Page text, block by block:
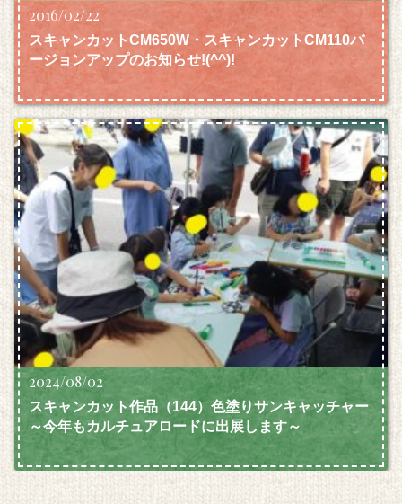
2016/02/22
スキャンカットCM650W・スキャンカットCM110バ
ージョンアップのお知らせ!(^^)!
2024/08/02
スキャンカット作品（144）色塗りサンキャッチャー
～今年もカルチュアロードに出展します～